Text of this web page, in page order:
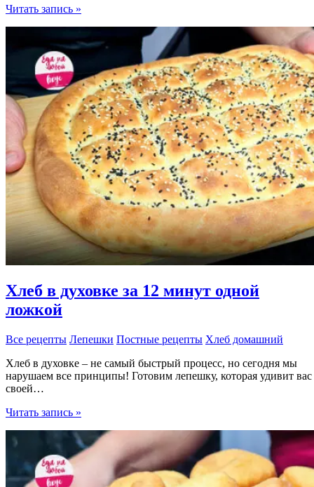
Пасхальный
рецепту
любой
вкус
(долго
не
сохнет,
настоящий!)
Читать запись »
Хлеб в духовке за 12 минут одной
ложкой
Все рецепты Лепешки Постные рецепты Хлеб домашний
Хлеб в духовке – не самый быстрый процесс, но сегодня мы
нарушаем все принципы! Готовим лепешку, которая удивит вас
своей…
Хлеб
духовке
минут
Читать запись »